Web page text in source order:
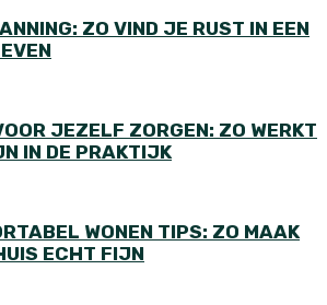
ZO VIND JE RUST IN EEN
JEZELF ZORGEN: ZO WERKT
IN DE PRAKTIJK
WONEN TIPS: ZO MAAK
ECHT FIJN